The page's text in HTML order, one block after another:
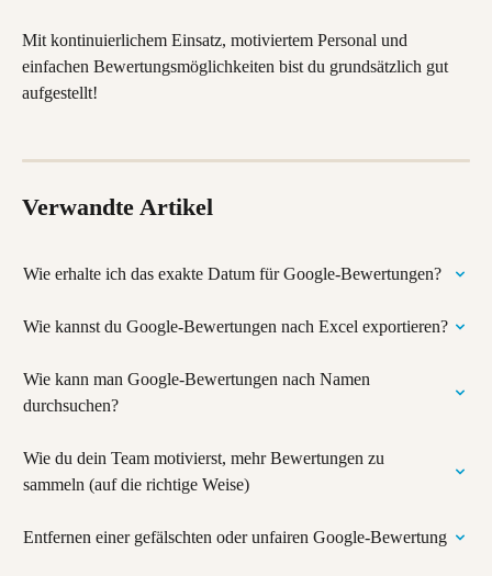
Mit kontinuierlichem Einsatz, motiviertem Personal und
einfachen Bewertungsmöglichkeiten bist du grundsätzlich gut
aufgestellt!
Verwandte Artikel
Wie erhalte ich das exakte Datum für Google-Bewertungen?
Wie kannst du Google-Bewertungen nach Excel exportieren?
Wie kann man Google-Bewertungen nach Namen
durchsuchen?
Wie du dein Team motivierst, mehr Bewertungen zu
sammeln (auf die richtige Weise)
Entfernen einer gefälschten oder unfairen Google-Bewertung